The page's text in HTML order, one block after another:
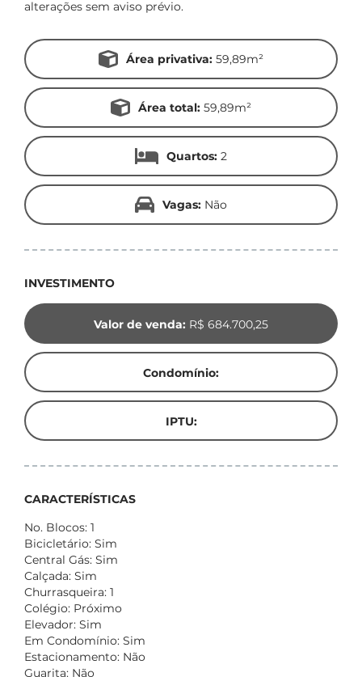
alterações sem aviso prévio.
Área privativa:59,89m²
Área total:59,89m²
Quartos:2
Vagas:Não
INVESTIMENTO
Valor de venda: R$ 684.700,25
Condomínio:
IPTU:
CARACTERÍSTICAS
No. Blocos: 1
Bicicletário: Sim
Central Gás: Sim
Calçada: Sim
Churrasqueira: 1
Colégio: Próximo
Elevador: Sim
Em Condomínio: Sim
Estacionamento: Não
Guarita: Não